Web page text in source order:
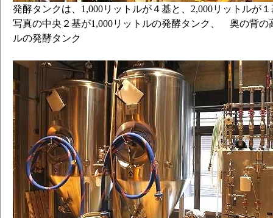
発酵タンクは、1,000リットルが４基と、2,000リットルが
写真の中央２基が1,000リットルの発酵タンク、 奥の背の
ルの発酵タンク